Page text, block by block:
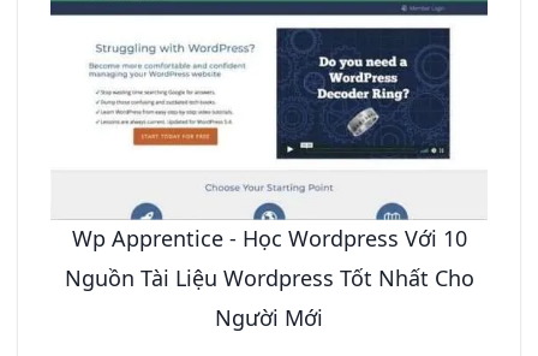
Wp Apprentice - Học Wordpress Với 10
Nguồn Tài Liệu Wordpress Tốt Nhất Cho
Người Mới